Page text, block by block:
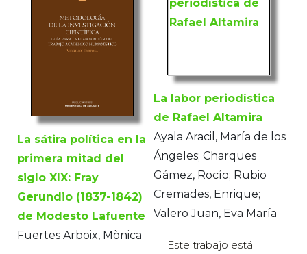
La sátira política en la
primera mitad del
siglo XIX: Fray
Gerundio (1837-1842)
de Modesto Lafuente
Fuertes Arboix, Mònica
La labor periodística
de Rafael Altamira
Ayala Aracil, María de los
Ángeles; Charques
Gámez, Rocío; Rubio
Cremades, Enrique;
Valero Juan, Eva María
Este trabajo está